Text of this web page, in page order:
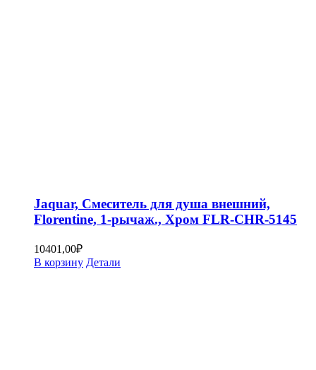
Jaquar, Смеситель для душа внешний,
Florentine, 1-рычаж., Хром FLR-CHR-5145
10401,00₽
В корзину Детали